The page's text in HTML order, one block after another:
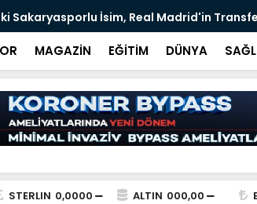
Real Madrid'in Transfer Krizinde
MAGAZİN EĞİTİM DÜNYA
STERLIN 0,0000 ALTIN 000,00